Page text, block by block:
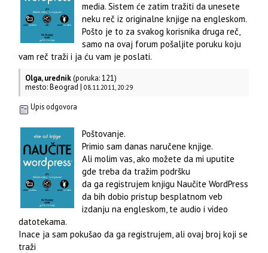
media. Sistem će zatim tražiti da unesete
neku reč iz originalne knjige na engleskom.
Pošto je to za svakog korisnika druga reč,
samo na ovaj forum pošaljite poruku koju
vam reč traži i ja ću vam je poslati.
Olga, urednik(poruka: 121)
mesto: Beograd |08.11.2011, 20:29
Upis odgovora
Poštovanje.
Primio sam danas naručene knjige.
Ali molim vas, ako možete da mi uputite
gde treba da tražim podršku
da ga registrujem knjigu Naučite WordPress
da bih dobio pristup besplatnom veb
izdanju na engleskom, te audio i video
datotekama.
Inace ja sam pokušao da ga registrujem, ali ovaj broj koji se
traži